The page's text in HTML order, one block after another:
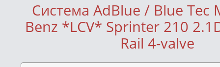
Система AdBlue / Blue Tec
Benz *LCV* Sprinter 210
Rail 4-valve